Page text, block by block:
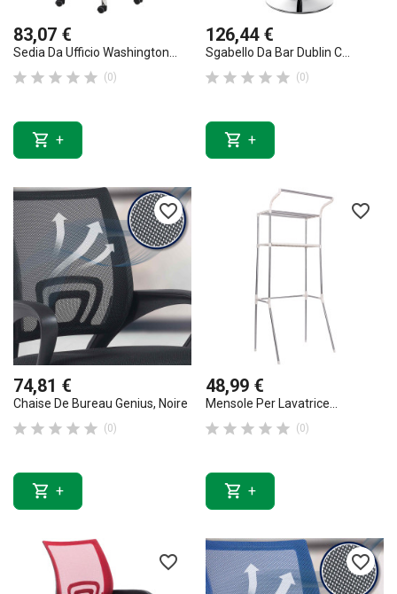
83,07 €
Sedia Da Ufficio Washington...
     (0)
 +
126,44 €
Sgabello Da Bar Dublin C...
     (0)
 +
favorite_border
74,81 €
Chaise De Bureau Genius, Noire
     (0)
 +
favorite_border
48,99 €
Mensole Per Lavatrice...
     (0)
 +
favorite_border favorite_border